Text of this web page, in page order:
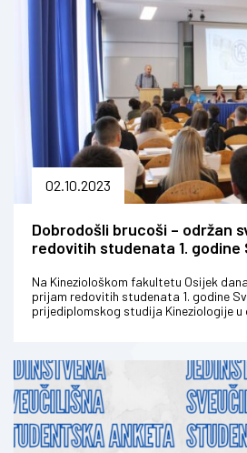
02.10.2023
Dobrodošli brucoši – održan
redovitih studenata 1. godine
Na Kineziološkom fakultetu Osijek
prijam redovitih studenata 1. godine
prijediplomskog studija Kineziologije u